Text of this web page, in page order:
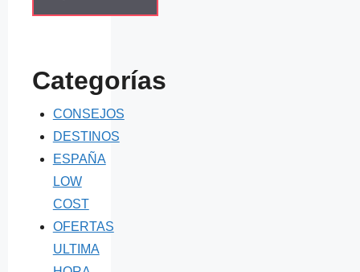
Categorías
CONSEJOS
DESTINOS
ESPAÑA
LOW
COST
OFERTAS
ULTIMA